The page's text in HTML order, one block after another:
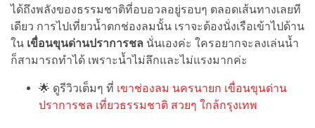
ได้ถึงพลังของธรรมชาติที่อบอวลอยู่รอบๆ ตลอดเส้นทางเลยที
เดียว การไปเที่ยวน้ำตกช่องลมนั้น เราจะต้องนั่งเรือเข้าไปด้าน
ใน เขื่อนขุนด่านปราการชล นั่นเองค่ะ ใครอยากจะลงเล่นน้ำ
ก็สามารถทำได้ เพราะน้ำไม่ลึกและไม่แรงมากค่ะ
🌟 ดูรีวิวเต็มๆ ที่ เขาช่องลม นครนายก เขื่อนขุนด่าน
ปราการชล เที่ยวธรรมชาติ สวยๆ ใกล้กรุงเทพ